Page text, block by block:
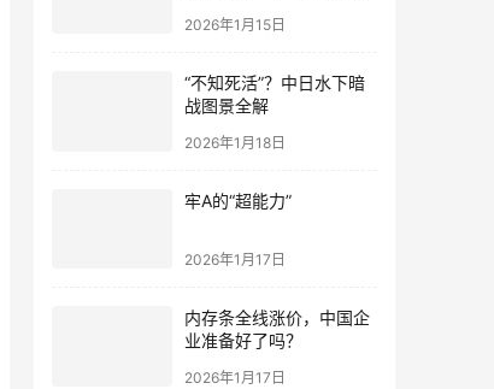
2026年1月15日
“不知死活”？中日水下暗
战图景全解
2026年1月18日
牢A的“超能力”
2026年1月17日
内存条全线涨价，中国企
业准备好了吗？
2026年1月17日